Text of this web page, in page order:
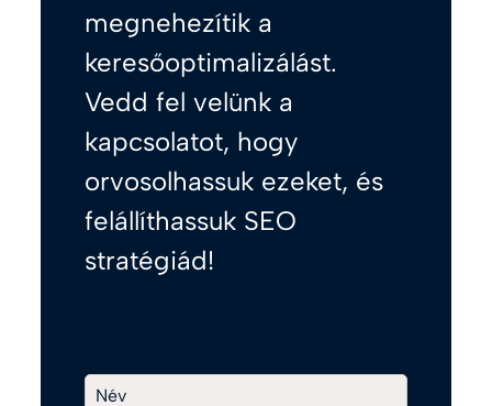
megnehezítik a
keresőoptimalizálást.
Vedd fel velünk a
kapcsolatot, hogy
orvosolhassuk ezeket, és
felállíthassuk SEO
stratégiád!
Név